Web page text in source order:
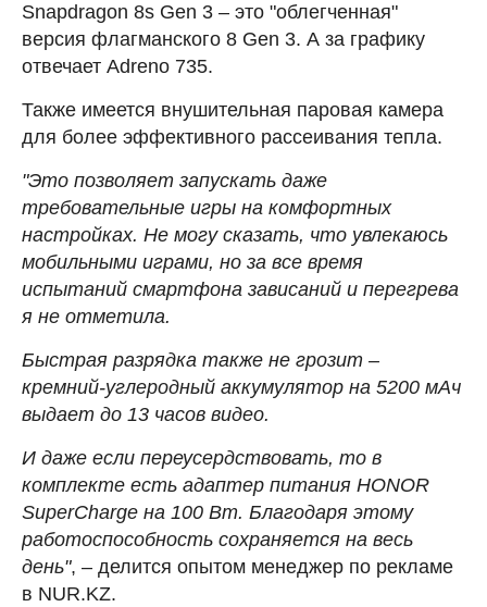
Snapdragon 8s Gen 3 – это "облегченная"
версия флагманского 8 Gen 3. А за графику
отвечает Adreno 735.
Также имеется внушительная паровая камера
для более эффективного рассеивания тепла.
"Это позволяет запускать даже
требовательные игры на комфортных
настройках. Не могу сказать, что увлекаюсь
мобильными играми, но за все время
испытаний смартфона зависаний и перегрева
я не отметила.
Быстрая разрядка также не грозит –
кремний-углеродный аккумулятор на 5200 мАч
выдает до 13 часов видео.
И даже если переусердствовать, то в
комплекте есть адаптер питания HONOR
SuperCharge на 100 Вт. Благодаря этому
работоспособность сохраняется на весь
день", – делится опытом менеджер по рекламе
в NUR.KZ.